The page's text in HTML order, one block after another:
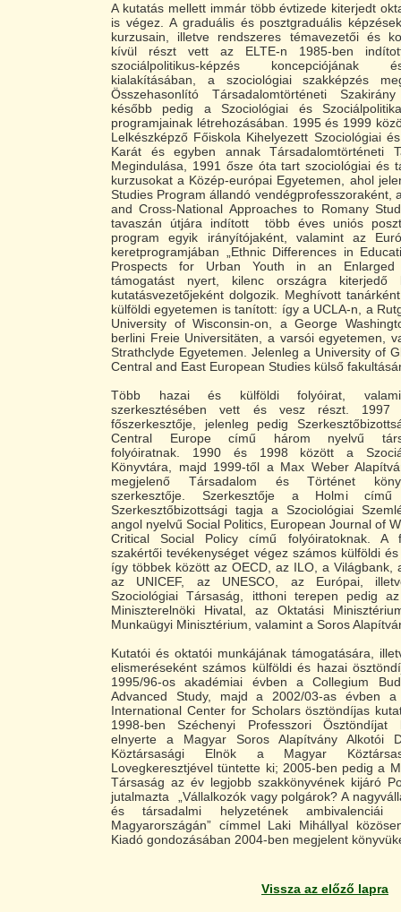
A kutatás mellett immár több évtizede kiterjedt
is végez. A graduális és posztgraduális
kurzusain, illetve rendszeres témavezetői és
kívül részt vett az ELTE-n 1985-ben indított
szociálpolitikus-képzés koncepciójának
kialakításában, a szociológiai szakképzés
Összehasonlító Társadalomtörténeti
később pedig a Szociológiai és
programjainak létrehozásában. 1995 és 1999
Lelkészképző Főiskola Kihelyezett Szociológiai
Karát és egyben annak Társadalomtörténeti
Megindulása, 1991 ősze óta tart szociológiai és
kurzusokat a Közép-európai Egyetemen, ahol
Studies Program állandó vendégprofesszoraként,
and Cross-National Approaches to Romany
tavaszán útjára indított több éves uniós
program egyik irányítójaként, valamint az
keretprogramjában „Ethnic Differences in
Prospects for Urban Youth in an Enlarged
támogatást nyert, kilenc országra kiterjedő
kutatásvezetőjeként dolgozik. Meghívott
külföldi egyetemen is tanított: így a UCLA-n, a
University of Wisconsin-on, a George
berlini Freie Universitäten, a varsói egyetemen,
Strathclyde Egyetemen. Jelenleg a University of
Central and East European Studies külső
Több hazai és külföldi folyóirat,
szerkesztésében vett és vesz részt.
főszerkesztője, jelenleg pedig
Central Europe című három nyelvű
folyóiratnak. 1990 és 1998 között a
Könyvtára, majd 1999-től a Max Weber
megjelenő Társadalom és Történet
szerkesztője. Szerkesztője a Holmi
Szerkesztőbizottsági tagja a Szociológiai
angol nyelvű Social Politics, European Journal of
Critical Social Policy című folyóiratoknak. A
szakértői tevékenységet végez számos külföldi
így többek között az OECD, az ILO, a Világbank,
az UNICEF, az UNESCO, az Európai,
Szociológiai Társaság, itthoni terepen pedig
Miniszterelnöki Hivatal, az Oktatási
Munkaügyi Minisztérium, valamint a Soros
Kutatói és oktatói munkájának támogatására,
elismeréseként számos külföldi és hazai
1995/96-os akadémiai évben a Collegium
Advanced Study, majd a 2002/03-as évben a
International Center for Scholars ösztöndíjas
1998-ben Széchenyi Professzori Ösztöndíjat
elnyerte a Magyar Soros Alapítvány Alkotói
Köztársasági Elnök a Magyar
Lovegkeresztjével tüntette ki; 2005-ben pedig a
Társaság az év legjobb szakkönyvének kijáró
jutalmazta „Vállalkozók vagy polgárok? A
és társadalmi helyzetének ambivalenciái
Magyarországán” címmel Laki Mihállyal
Kiadó gondozásában 2004-ben megjelent
Vissza az előző lapra